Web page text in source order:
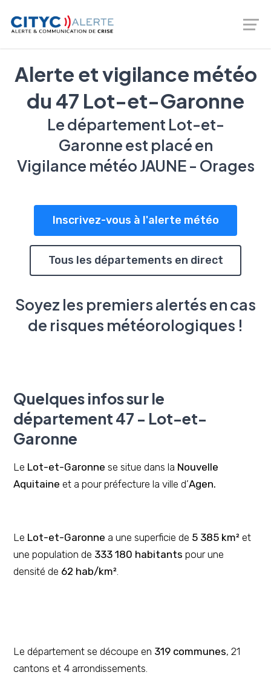
Téléalerte - Entreprises et Collectivités |
02 46 66 00 20
Alerte et vigilance météo
du 47 Lot-et-Garonne
Le département Lot-et-
Garonne est placé en
Vigilance météo JAUNE - Orages
Inscrivez-vous à l'alerte météo
Tous les départements en direct
Soyez les premiers alertés en cas
de risques météorologiques !
Quelques infos sur le
département 47 - Lot-et-
Garonne
Le Lot-et-Garonne se situe dans la Nouvelle
Aquitaine et a pour préfecture la ville d’Agen.
Le Lot-et-Garonne a une superficie de 5 385 km² et
une population de 333 180 habitants pour une
densité de 62 hab/km²
Le département se découpe en 319 communes, 21
cantons et 4 arrondissements.